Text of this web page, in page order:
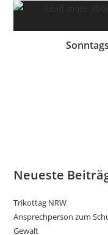
Neueste
Trikottag NRW
Ansprechperson zum
Gewalt